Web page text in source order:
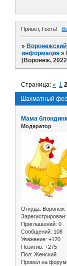
Привет, Гость!
»
информация »
(Воронеж,
Шахматный
Страница:« 1 2
Мама
Модератор
Откуда: Воронеж
Зарегистрирован
Приглашений: 0
Сообщений: 108
Уважение: +120
Позитив: +275
Пол: Женский
Провел на